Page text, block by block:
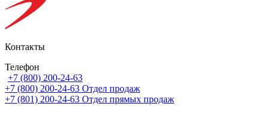
Контакты
Телефон
+7 (800) 200-24-63
+7 (800) 200-24-63 Отдел продаж
+7 (801) 200-24-63 Отдел прямых продаж